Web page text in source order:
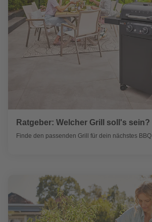
Ratgeber: Welcher Grill soll's sein?
Finde den passenden Grill für dein nächstes BBQ